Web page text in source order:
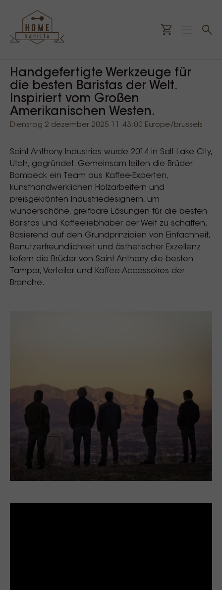
Handgefertigte Werkzeuge für
die besten Baristas der Welt.
Inspiriert vom Großen
Amerikanischen Westen.
Dienstag 2 dezember 2025 11:43:00 Europe/brussels
Saint Anthony Industries wurde 2014 in Salt Lake City,
Utah, gegründet. Gemeinsam leiten die Brüder
Bombeck ein Team aus Kaffee-Experten,
kunsthandwerklichen Holzarbeitern und
preisgekrönten Industriedesignern, um
wunderschöne, greifbare Lösungen für die besten
Baristas und Kaffeeliebhaber der Welt zu schaffen.
Basierend auf den Grundprinzipien von Einfachheit,
Benutzerfreundlichkeit und ästhetischer Exzellenz
liefern die Brüder von Saint Anthony die besten
Tamper, Verteiler und Kaffee-Accessoires der
Branche.